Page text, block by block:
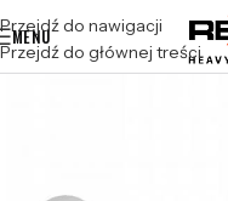
Przejdź do nawigacji
Przejdź do głównej treści
MENU